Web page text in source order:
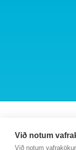
Við notum
Við notum